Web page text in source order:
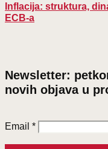
Inflacija: struktura,
ECB-a
Newsletter:
novih objava u
Email *